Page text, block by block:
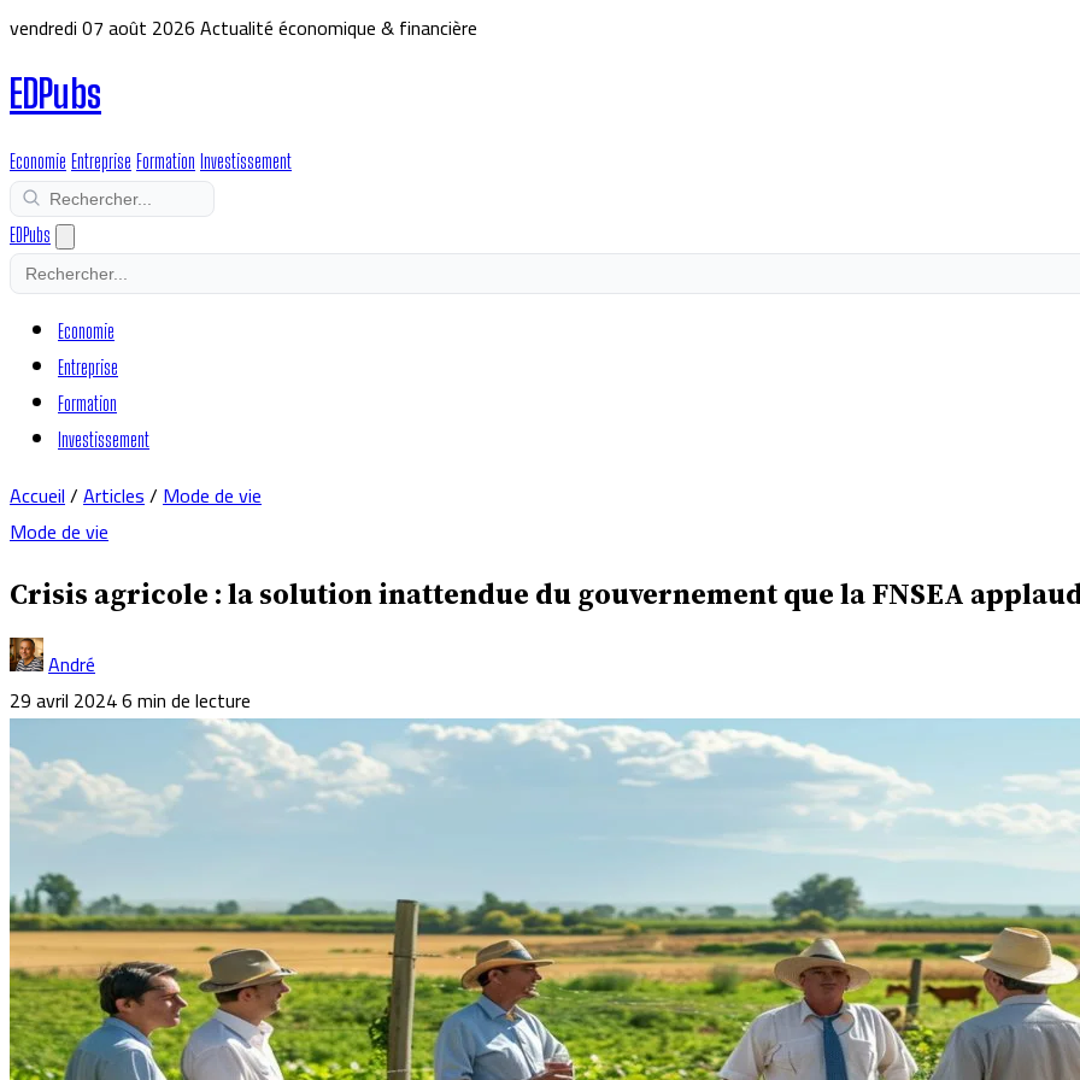
vendredi 07 août 2026Actualité économique & financière
EDPubs
Economie Entreprise Formation Investissement
EDPubs
Economie
Entreprise
Formation
Investissement
Accueil/Articles/Mode de vie
Mode de vie
Crisis agricole : la solution inattendue du gouvernement que la FNSEA
André
29 avril 20246 min de lecture